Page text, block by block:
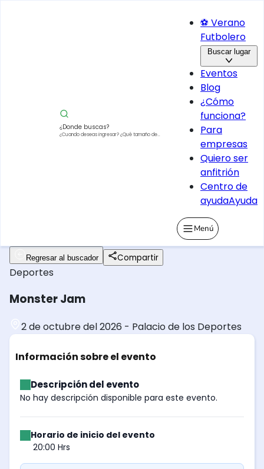
¿Donde buscas?
¿Cuando deseas ingresar?¿Qué tamaño de
⚽ Verano
Futbolero
Buscar lugar
Eventos
Blog
¿Cómo
funciona?
Para
empresas
Quiero ser
anfitrión
Centro de
ayudaAyuda
Menú
Regresar al buscador Compartir
Deportes
Monster Jam
2 de octubre del 2026 - Palacio de los Deportes
Información sobre el evento
Descripción del evento
No hay descripción disponible para este evento.
Horario de inicio del evento
20:00 Hrs